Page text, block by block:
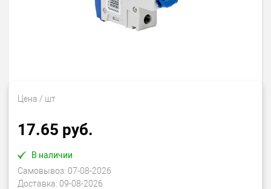
Цена / шт
17.65 руб.
В наличии
Самовывоз: 07-08-2026
Доставка: 09-08-2026